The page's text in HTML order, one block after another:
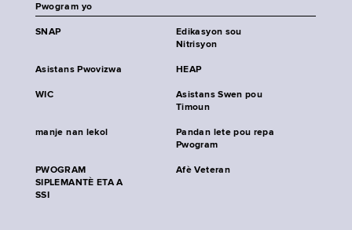
Pwogram yo
SNAP
Edikasyon sou
Nitrisyon
Asistans Pwovizwa HEAP
WIC
Asistans Swen pou
Timoun
manje nan lekol
Pandan lete pou repa
Pwogram
PWOGRAM
SIPLEMANTÈ ETA A
SSI
Afè Veteran